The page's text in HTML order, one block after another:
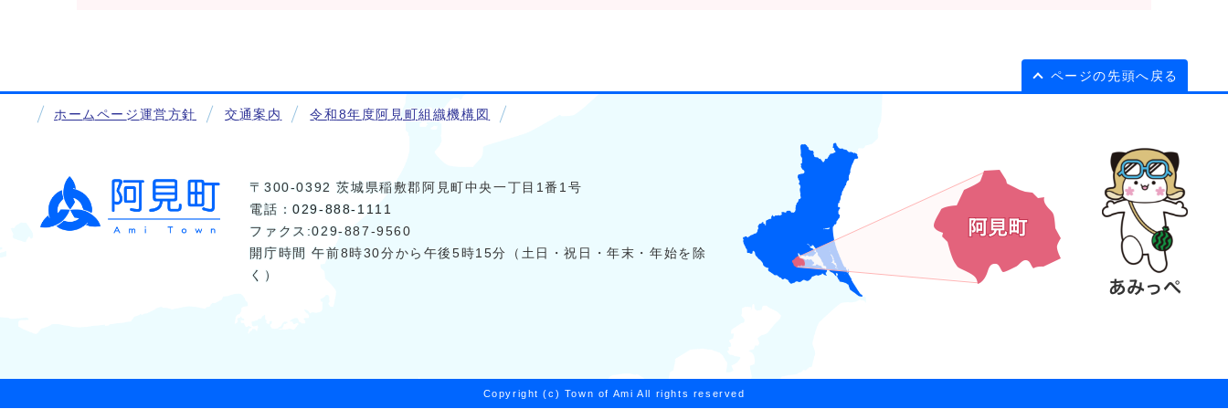
ページの先頭へ戻る
ホームページ運営方針 交通案内 令和8年度阿見町組織機構図
〒300-0392 茨城県稲敷郡阿見町中央一丁目1番1号
電話：029-888-1111
ファクス:029-887-9560
開庁時間 午前8時30分から午後5時15分（土日・祝日・年末・年始を除
く）
Copyright (c) Town of Ami All rights reserved